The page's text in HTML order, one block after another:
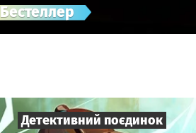
Бестеллер
Детективний поєдинок